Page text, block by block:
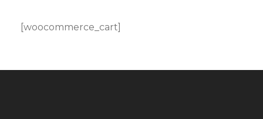
[woocommerce_cart]